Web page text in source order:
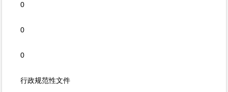
0
0
0
行政规范性文件